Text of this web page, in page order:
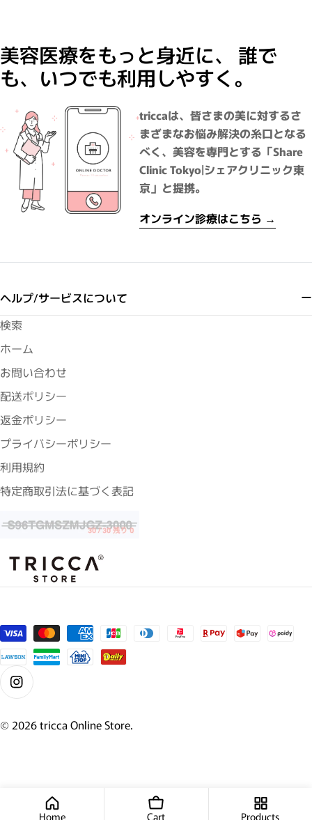
美容医療をもっと身近に、 誰で
も、いつでも利用しやすく。
triccaは、皆さまの美に対するさ
まざまなお悩み解決の糸口となる
べく、美容を専門とする「Share
Clinic Tokyo|シェアクリニック東
京」と提携。
オンライン診療はこちら →
ヘルプ/サービスについて
検索
ホーム
お問い合わせ
配送ポリシー
返金ポリシー
プライバシーポリシー
利用規約
特定商取引法に基づく表記
支払い方法
Instagram
© 2026tricca Online Store.
Home Cart Products